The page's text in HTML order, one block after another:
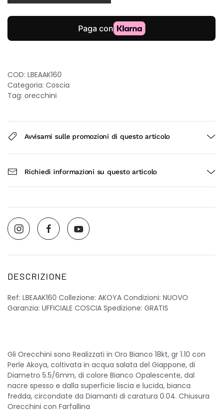
bianco
18kt
perle
quantità
COD: LBEAAK160
Categoria: Coscia
Tag: orecchini
Avvisami sulle promozioni di questo articolo
Richiedi informazioni su questo articolo
DESCRIZIONE
Ref: LBEAAK160 Collezione: AKOYA Condizioni: NUOVO
Garanzia: UFFICIALE COSCIA Spedizione: GRATIS
Gli Orecchini sono Realizzati in Oro Bianco 18kt, gr 1.10 con
Perle Akoya, coltivata in acqua salata del Giappone, di
Diametro 5.5/6mm, di colore Bianco Opalescente, dal
nacre spesso e dalla superficie liscia e lucida, bianca
fredda, circondate da Diamanti di caratura 0.04. Chiusura
Orecchini con Farfallina